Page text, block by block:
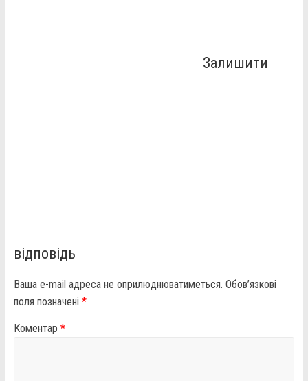
Залишити
відповідь
Ваша e-mail адреса не оприлюднюватиметься. Обов’язкові
поля позначені *
Коментар *